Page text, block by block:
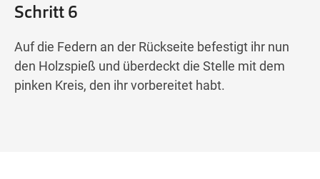
Schritt 6
Auf die Federn an der Rückseite befestigt ihr nun
den Holzspieß und überdeckt die Stelle mit dem
pinken Kreis, den ihr vorbereitet habt.